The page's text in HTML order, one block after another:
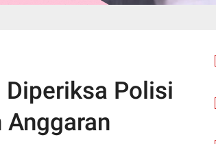
Polisi